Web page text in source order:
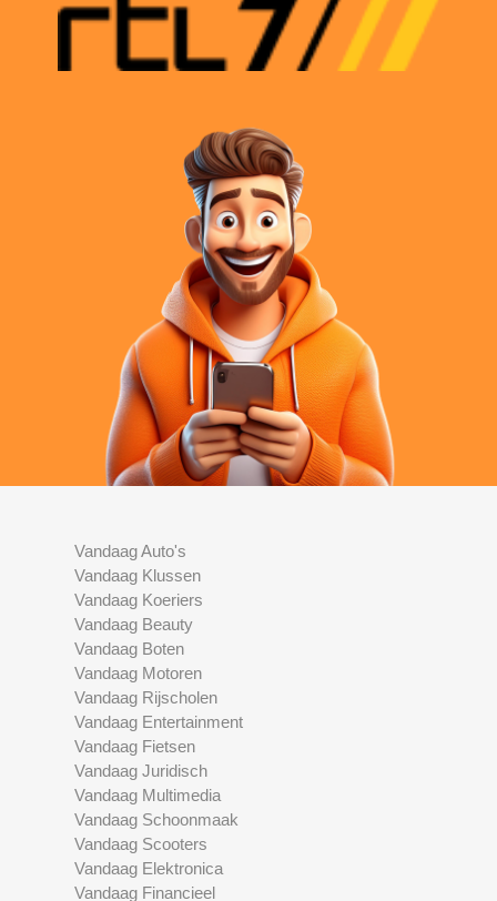
Vandaag Auto's
Vandaag Klussen
Vandaag Koeriers
Vandaag Beauty
Vandaag Boten
Vandaag Motoren
Vandaag Rijscholen
Vandaag Entertainment
Vandaag Fietsen
Vandaag Juridisch
Vandaag Multimedia
Vandaag Schoonmaak
Vandaag Scooters
Vandaag Elektronica
Vandaag Financieel